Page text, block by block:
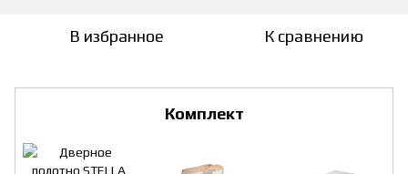
В избранное К сравнению
Комплект